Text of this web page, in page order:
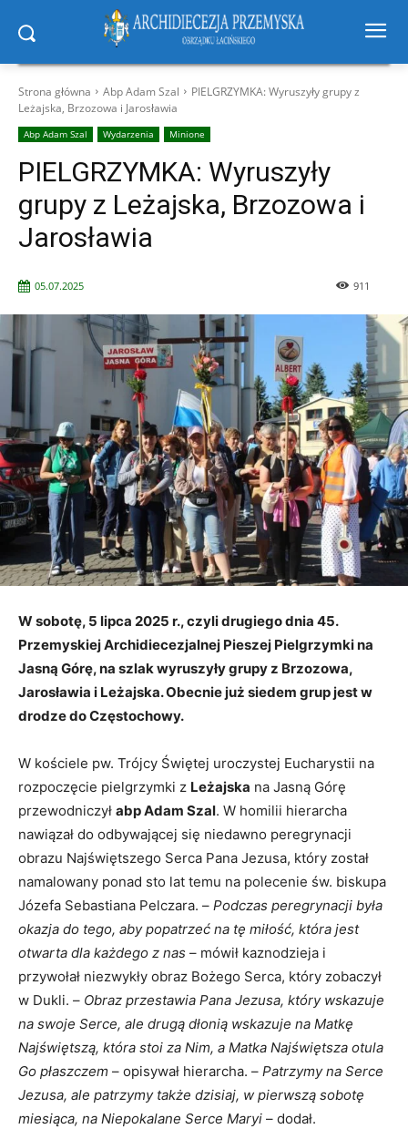
Strona główna Abp Adam Szal
PIELGRZYMKA: Wyruszyły grupy z
Leżajska, Brzozowa i Jarosławia
Abp Adam Szal Wydarzenia Minione
PIELGRZYMKA: Wyruszyły
grupy z Leżajska, Brzozowa i
Jarosławia
05.07.2025 911
W sobotę, 5 lipca 2025 r., czyli drugiego dnia 45.
Przemyskiej Archidiecezjalnej Pieszej Pielgrzymki na
Jasną Górę, na szlak wyruszyły grupy z Brzozowa,
Jarosławia i Leżajska. Obecnie już siedem grup jest w
drodze do Częstochowy.
W kościele pw. Trójcy Świętej uroczystej Eucharystii na
rozpoczęcie pielgrzymki z Leżajska na Jasną Górę
przewodniczył abp Adam Szal. W homilii hierarcha
nawiązał do odbywającej się niedawno peregrynacji
obrazu Najświętszego Serca Pana Jezusa, który został
namalowany ponad sto lat temu na polecenie św. biskupa
Józefa Sebastiana Pelczara. – Podczas peregrynacji była
okazja do tego, aby popatrzeć na tę miłość, która jest
otwarta dla każdego z nas – mówił kaznodzieja i
przywołał niezwykły obraz Bożego Serca, który zobaczył
w Dukli. – Obraz przestawia Pana Jezusa, który wskazuje
na swoje Serce, ale drugą dłonią wskazuje na Matkę
Najświętszą, która stoi za Nim, a Matka Najświętsza otula
Go płaszczem – opisywał hierarcha. – Patrzymy na Serce
Jezusa, ale patrzymy także dzisiaj, w pierwszą sobotę
miesiąca, na Niepokalane Serce Maryi – dodał.